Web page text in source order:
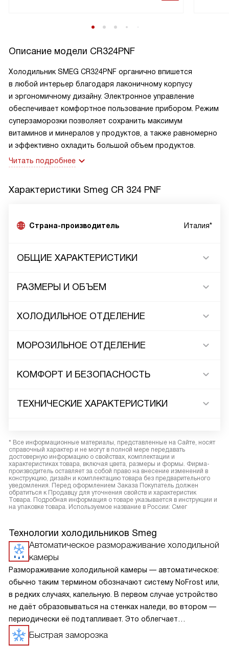
Описание модели CR324PNF
Холодильник SMEG CR324PNF органично впишется
в любой интерьер благодаря лаконичному корпусу
и эргономичному дизайну. Электронное управление
обеспечивает комфортное пользование прибором. Режим
суперзаморозки позволяет сохранить максимум
витаминов и минералов у продуктов, а также равномерно
и эффективно охладить большой объем продуктов.
Читать подробнее
Характеристики Smeg CR 324 PNF
Страна-производитель Италия*
ОБЩИЕ ХАРАКТЕРИСТИКИ
РАЗМЕРЫ И ОБЪЕМ
ХОЛОДИЛЬНОЕ ОТДЕЛЕНИЕ
МОРОЗИЛЬНОЕ ОТДЕЛЕНИЕ
КОМФОРТ И БЕЗОПАСНОСТЬ
ТЕХНИЧЕСКИЕ ХАРАКТЕРИСТИКИ
* Все информационные материалы, представленные на Сайте, носят
справочный характер и не могут в полной мере передавать
достоверную информацию о свойствах, комплектации и
характеристиках товара, включая цвета, размеры и формы. Фирма-
производитель оставляет за собой право на внесение изменений в
конструкцию, дизайн и комплектацию товара без предварительного
уведомления. Перед оформлением Заказа Покупатель должен
обратиться к Продавцу для уточнения свойств и характеристик
Товара. Подробная информация о товаре указывается в инструкции и
на упаковке товара. Используемое название в России: Смег
Технологии холодильников Smeg
Автоматическое размораживание холодильной
камеры
Размораживание холодильной камеры — автоматическое:
обычно таким термином обозначают систему NoFrost или,
в редких случаях, капельную. В первом случае устройство
не даёт образовываться на стенках наледи, во втором —
периодически её подтапливает. Это облегчает
эксплуатацию.
Быстрая заморозка